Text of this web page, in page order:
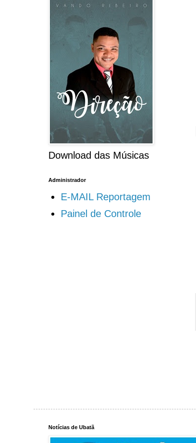
Download das Músicas
Administrador
E-MAIL Reportagem
Painel de Controle
Notícias de Ubatã